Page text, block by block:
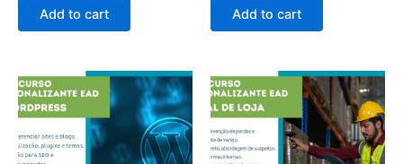
Add to cart Add to cart